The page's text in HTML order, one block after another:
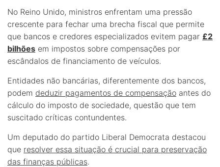
No Reino Unido, ministros enfrentam uma pressão
crescente para fechar uma brecha fiscal que permite
que bancos e credores especializados evitem pagar £2
bilhões em impostos sobre compensações por
escândalos de financiamento de veículos.
Entidades não bancárias, diferentemente dos bancos,
podem deduzir pagamentos de compensação antes do
cálculo do imposto de sociedade, questão que tem
suscitado críticas contundentes.
Um deputado do partido Liberal Democrata destacou
que resolver essa situação é crucial para preservação
das finanças públicas.